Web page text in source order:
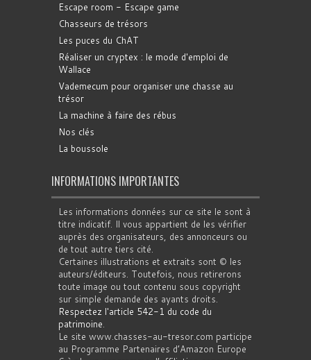
Escape room - Escape game
Chasseurs de trésors
Les puces du ChAT
Réaliser un cryptex : le mode d'emploi de
Wallace
Vademecum pour organiser une chasse au
trésor
La machine à faire des rébus
Nos clés
La boussole
INFORMATIONS IMPORTANTES
Les informations données sur ce site le sont à
titre indicatif. Il vous appartient de les vérifier
auprès des organisateurs, des annonceurs ou
de tout autre tiers cité.
Certaines illustrations et extraits sont © les
auteurs/éditeurs. Toutefois, nous retirerons
toute image ou tout contenu sous copyright
sur simple demande des ayants droits.
Respectez l'article 542-1 du code du
patrimoine.
Le site www.chasses-au-tresor.com participe
au Programme Partenaires d’Amazon Europe